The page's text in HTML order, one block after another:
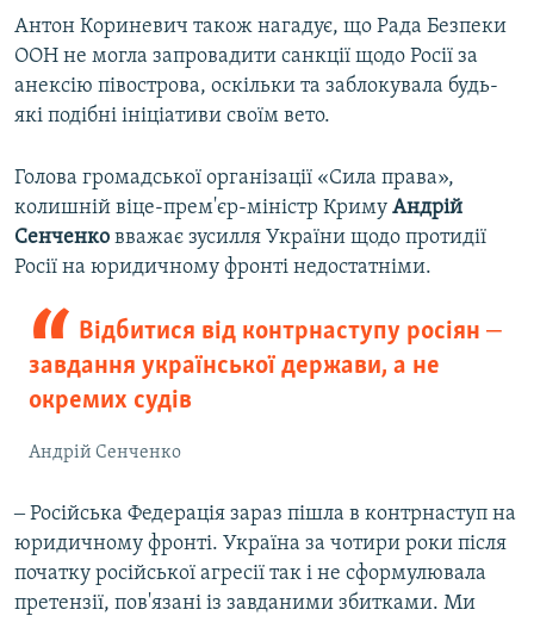
Антон Кориневич також нагадує, що Рада Безпеки
ООН не могла запровадити санкції щодо Росії за
анексію півострова, оскільки та заблокувала будь-
які подібні ініціативи своїм вето.
Голова громадської організації «Сила права»,
колишній віце-прем'єр-міністр Криму Андрій
Сенченко вважає зусилля України щодо протидії
Росії на юридичному фронті недостатніми.
Відбитися від контрнаступу росіян ‒
завдання української держави, а не
окремих судів
Андрій Сенченко
‒ Російська Федерація зараз пішла в контрнаступ на
юридичному фронті. Україна за чотири роки після
початку російської агресії так і не сформулювала
претензії, пов'язані із завданими збитками. Ми